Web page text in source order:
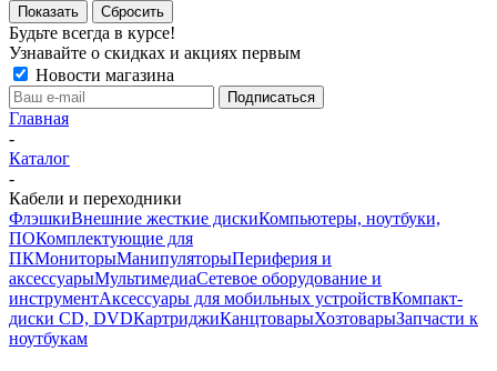
Сбросить
Будьте всегда в курсе!
Узнавайте о скидках и акциях первым
Новости магазина
Главная
-
Каталог
-
Кабели и переходники
ФлэшкиВнешние жесткие дискиКомпьютеры, ноутбуки,
ПОКомплектующие для
ПКМониторыМанипуляторыПериферия и
аксессуарыМультимедиаСетевое оборудование и
инструментАксессуары для мобильных устройствКомпакт-
диски CD, DVDКартриджиКанцтоварыХозтоварыЗапчасти к
ноутбукам